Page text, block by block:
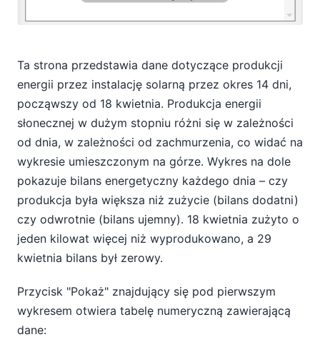
Ta strona przedstawia dane dotyczące produkcji
energii przez instalację solarną przez okres 14 dni,
począwszy od 18 kwietnia. Produkcja energii
słonecznej w dużym stopniu różni się w zależności
od dnia, w zależności od zachmurzenia, co widać na
wykresie umieszczonym na górze. Wykres na dole
pokazuje bilans energetyczny każdego dnia – czy
produkcja była większa niż zużycie (bilans dodatni)
czy odwrotnie (bilans ujemny). 18 kwietnia zużyto o
jeden kilowat więcej niż wyprodukowano, a 29
kwietnia bilans był zerowy.
Przycisk "Pokaż" znajdujący się pod pierwszym
wykresem otwiera tabelę numeryczną zawierającą
dane: